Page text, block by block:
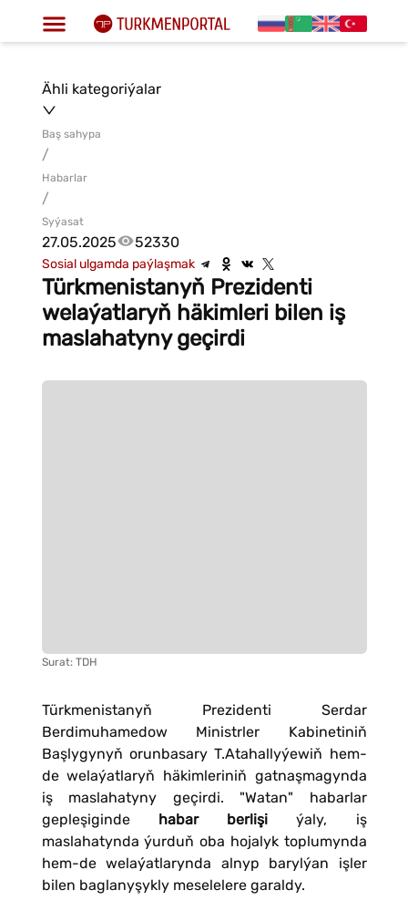
Ähli kategoriýalar
Baş sahypa
/
Habarlar
/
Syýasat
27.05.2025 52330
Sosial ulgamda paýlaşmak
Türkmenistanyň Prezidenti
welaýatlaryň häkimleri bilen iş
maslahatyny geçirdi
Surat: TDH
Türkmenistanyň Prezidenti Serdar
Berdimuhamedow Ministrler Kabinetiniň
Başlygynyň orunbasary T.Atahallyýewiň hem-
de welaýatlaryň häkimleriniň gatnaşmagynda
iş maslahatyny geçirdi. "Watan" habarlar
gepleşiginde habar berlişi ýaly, iş
maslahatynda ýurduň oba hojalyk toplumynda
hem-de welaýatlarynda alnyp barylýan işler
bilen baglanyşykly meselelere garaldy.